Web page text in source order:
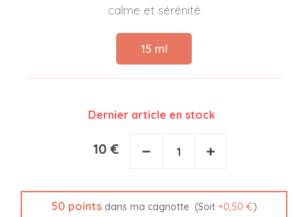
calme et sérénité
15 ml
Dernier article en stock
10 € − +
50 points dans ma cagnotte (Soit +0,50 €)